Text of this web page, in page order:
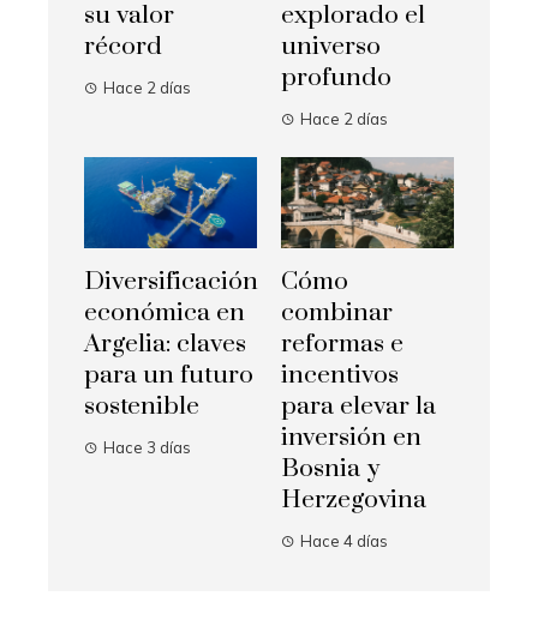
su valor
récord
Hace 2 días
explorado el
universo
profundo
Hace 2 días
Diversificación
económica en
Argelia: claves
para un futuro
sostenible
Hace 3 días
Cómo
combinar
reformas e
incentivos
para elevar la
inversión en
Bosnia y
Herzegovina
Hace 4 días